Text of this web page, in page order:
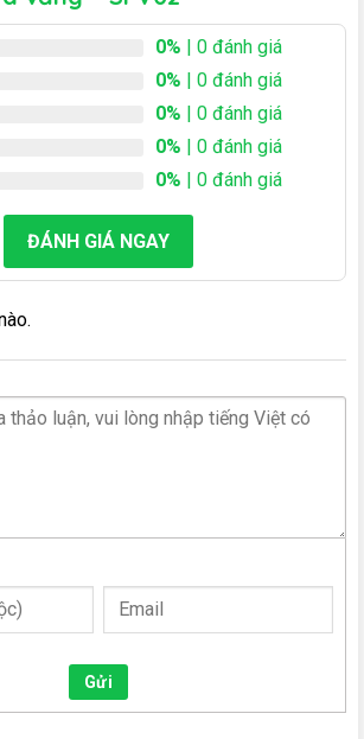
0% | 0 đánh giá
0% | 0 đánh giá
0% | 0 đánh giá
0% | 0 đánh giá
0% | 0 đánh giá
ĐÁNH GIÁ NGAY
Gửi